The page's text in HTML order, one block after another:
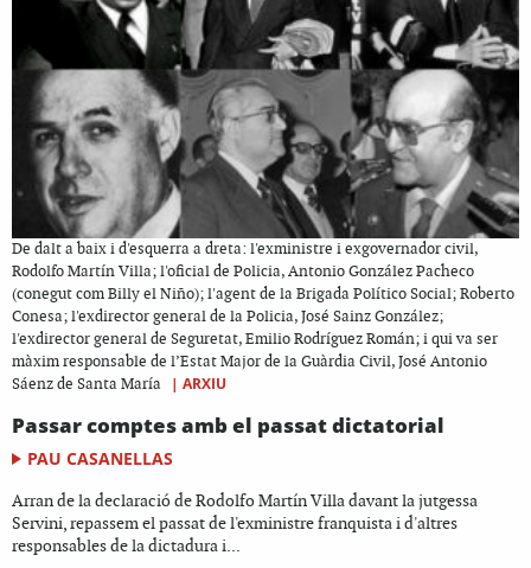
De dalt a baix i d'esquerra a dreta: l'exministre i exgovernador civil,
Rodolfo Martín Villa; l'oficial de Policia, Antonio González Pacheco
(conegut com Billy el Niño); l'agent de la Brigada Político Social; Roberto
Conesa; l'exdirector general de la Policia, José Sainz González;
l'exdirector general de Seguretat, Emilio Rodríguez Román; i qui va ser
màxim responsable de l’Estat Major de la Guàrdia Civil, José Antonio
Sáenz de Santa María
| ARXIU
Passar comptes amb el passat dictatorial
PAU CASANELLAS
Arran de la declaració de Rodolfo Martín Villa davant la jutgessa
Servini, repassem el passat de l'exministre franquista i d'altres
responsables de la dictadura i...